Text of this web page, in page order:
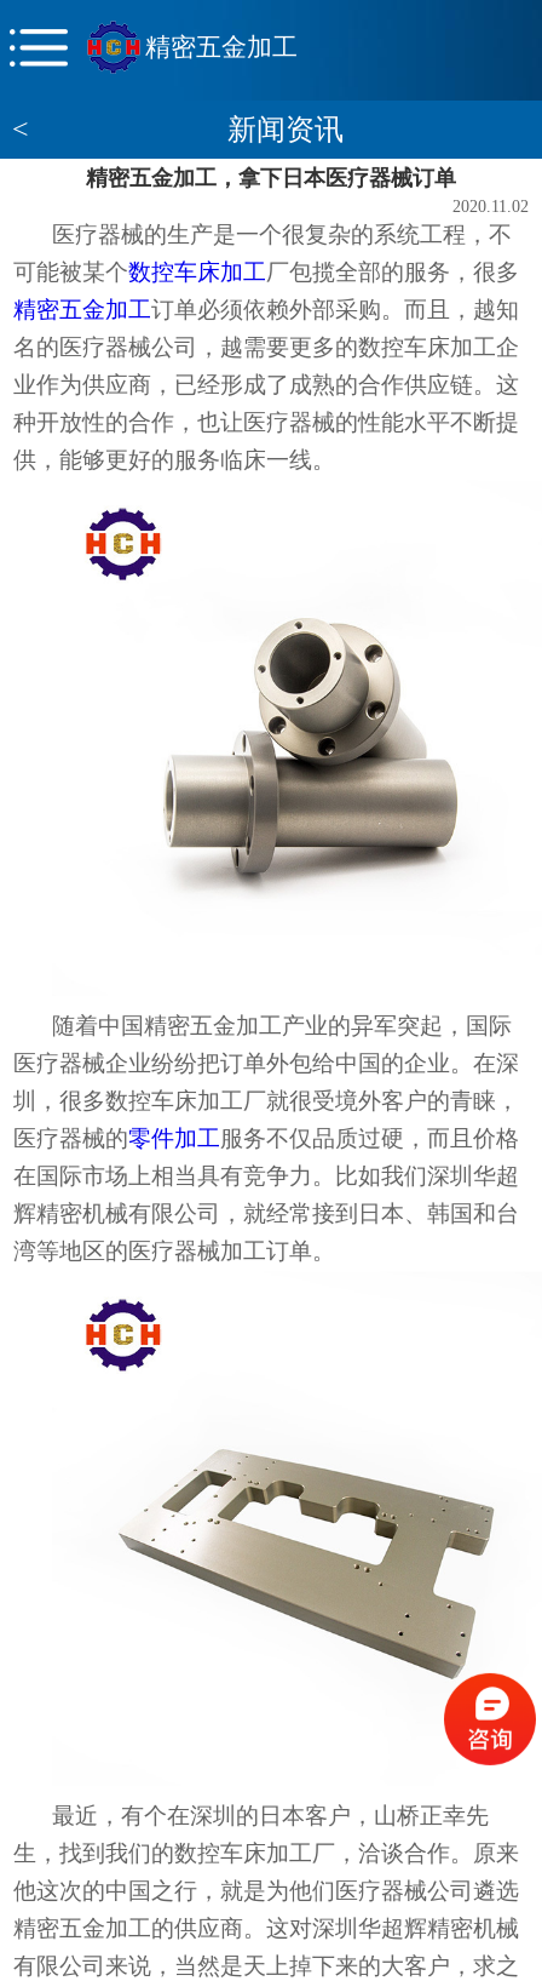
精密五金加工
< 新闻资讯
精密五金加工，拿下日本医疗器械订单
2020.11.02
医疗器械的生产是一个很复杂的系统工程，不
可能被某个数控车床加工厂包揽全部的服务，很多
精密五金加工订单必须依赖外部采购。而且，越知
名的医疗器械公司，越需要更多的数控车床加工企
业作为供应商，已经形成了成熟的合作供应链。这
种开放性的合作，也让医疗器械的性能水平不断提
供，能够更好的服务临床一线。
随着中国精密五金加工产业的异军突起，国际
医疗器械企业纷纷把订单外包给中国的企业。在深
圳，很多数控车床加工厂就很受境外客户的青睐，
医疗器械的零件加工服务不仅品质过硬，而且价格
在国际市场上相当具有竞争力。比如我们深圳华超
辉精密机械有限公司，就经常接到日本、韩国和台
湾等地区的医疗器械加工订单。
最近，有个在深圳的日本客户，山桥正幸先
生，找到我们的数控车床加工厂，洽谈合作。原来
他这次的中国之行，就是为他们医疗器械公司遴选
精密五金加工的供应商。这对深圳华超辉精密机械
有限公司来说，当然是天上掉下来的大客户，求之